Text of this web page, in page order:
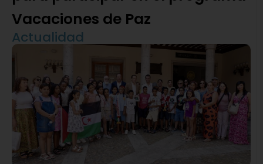
Vacaciones de Paz
Actualidad